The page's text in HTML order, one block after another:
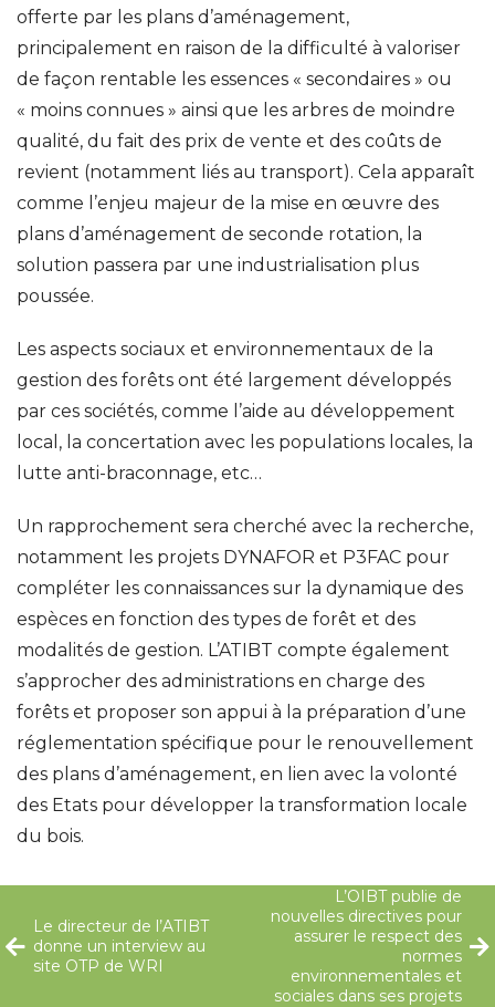
offerte par les plans d’aménagement,
principalement en raison de la difficulté à valoriser
de façon rentable les essences « secondaires » ou
« moins connues » ainsi que les arbres de moindre
qualité, du fait des prix de vente et des coûts de
revient (notamment liés au transport). Cela apparaît
comme l’enjeu majeur de la mise en œuvre des
plans d’aménagement de seconde rotation, la
solution passera par une industrialisation plus
poussée.
Les aspects sociaux et environnementaux de la
gestion des forêts ont été largement développés
par ces sociétés, comme l’aide au développement
local, la concertation avec les populations locales, la
lutte anti-braconnage, etc…
Un rapprochement sera cherché avec la recherche,
notamment les projets DYNAFOR et P3FAC pour
compléter les connaissances sur la dynamique des
espèces en fonction des types de forêt et des
modalités de gestion. L’ATIBT compte également
s’approcher des administrations en charge des
forêts et proposer son appui à la préparation d’une
réglementation spécifique pour le renouvellement
des plans d’aménagement, en lien avec la volonté
des Etats pour développer la transformation locale
du bois.
Le directeur de l’ATIBT
donne un interview au
site OTP de WRI
L’OIBT publie de
nouvelles directives pour
assurer le respect des
normes
environnementales et
sociales dans ses projets